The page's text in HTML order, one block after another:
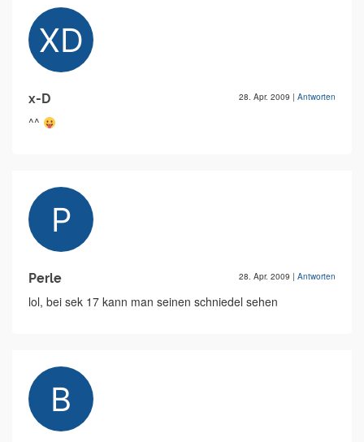
x-D 28. Apr. 2009 | Antworten
^^
Perle 28. Apr. 2009 | Antworten
lol, bei sek 17 kann man seinen schniedel sehen